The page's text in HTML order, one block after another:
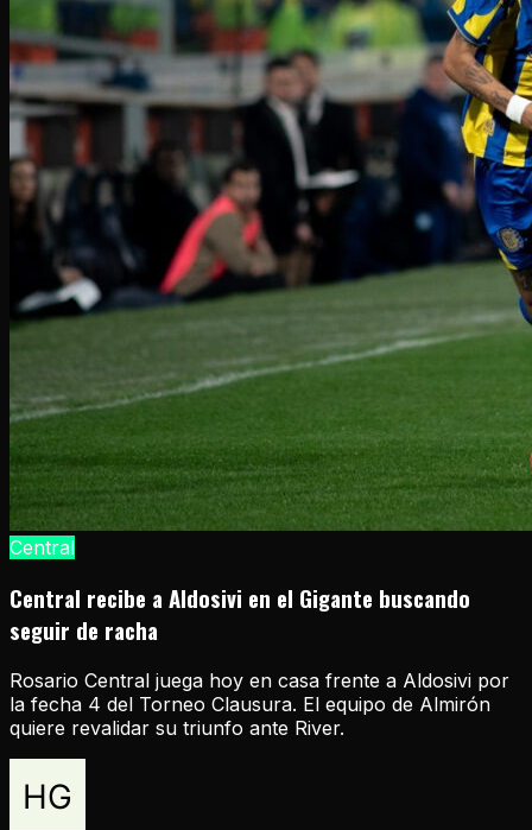
Central
Central recibe a Aldosivi en el Gigante buscando
seguir de racha
Rosario Central juega hoy en casa frente a Aldosivi por
la fecha 4 del Torneo Clausura. El equipo de Almirón
quiere revalidar su triunfo ante River.